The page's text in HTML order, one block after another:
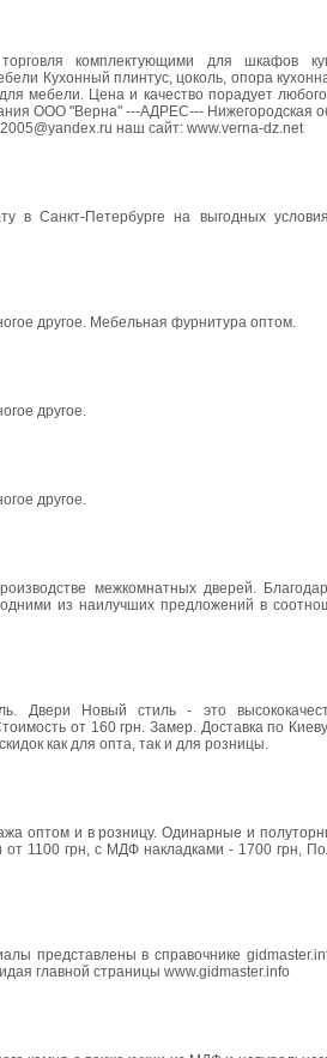
комплектующими для шкафов
Кухонный плинтус, цоколь, опора
мебели. Цена и качество порадует
ООО "Верна" ---АДРЕС--- Нижегородская
наш сайт: www.verna-dz.net
Санкт-Петербурге на выгодных
другое. Мебельная фурнитура оптом.
другое.
другое.
межкомнатных дверей.
из наилучших предложений в
Двери Новый стиль - это
от 160 грн. Замер. Доставка по
как для опта, так и для розницы.
оптом и в розницу. Одинарные и
1100 грн, с МДФ накладками - 1700 грн,
представлены в справочнике
главной страницы www.gidmaster.info